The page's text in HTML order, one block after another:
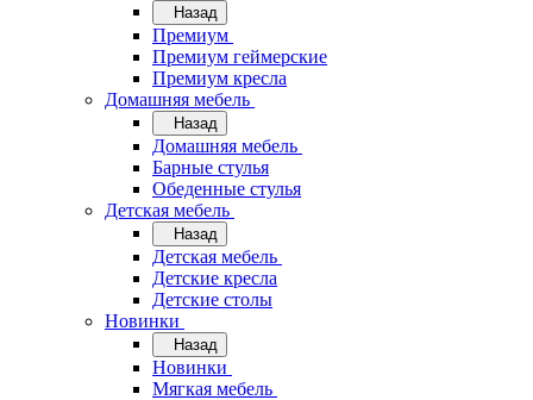
Назад
Премиум
Премиум геймерские
Премиум кресла
Домашняя мебель
Назад
Домашняя мебель
Барные стулья
Обеденные стулья
Детская мебель
Назад
Детская мебель
Детские кресла
Детские столы
Новинки
Назад
Новинки
Мягкая мебель